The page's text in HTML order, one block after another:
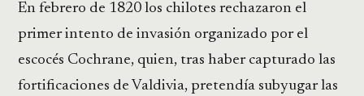
En febrero de 1820 los chilotes rechazaron el
primer intento de invasión organizado por el
escocés Cochrane, quien, tras haber capturado las
fortificaciones de Valdivia, pretendía subyugar las